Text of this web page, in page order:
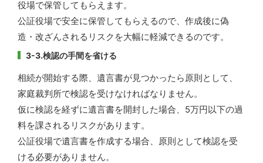
役場で保管してもらえます。
公証役場で安全に保管してもらえるので、作成後に偽
造・改ざんされるリスクを大幅に軽減できるのです。
3-3.検認の手間を省ける
相続が開始する際、遺言書が見つかったら原則として、
家庭裁判所で検認を受けなければなりません。
仮に検認を経ずに遺言書を開封した場合、5万円以下の過
料を課されるリスクがあります。
公証役場で遺言書を作成する場合、原則として検認を受
ける必要がありません。